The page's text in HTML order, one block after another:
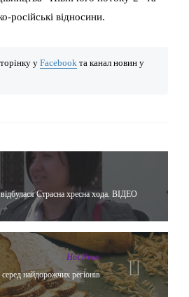
російські відносини.
у Facebook та канал новин у
Страсна хресна хода. ВІДЕО
Hot News
найдорожчих регіонів